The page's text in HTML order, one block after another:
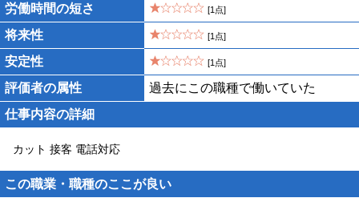
労働時間の短さ [1点]
将来性 [1点]
安定性 [1点]
評価者の属性
過去にこの職種で働いていた
仕事内容の詳細
カット 接客 電話対応
この職業・職種のここが良い